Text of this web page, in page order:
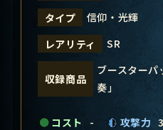
タイプ
信仰・光輝
レアリティ
SR
収録商品
ブースターパ
奏」
コスト - 攻撃力 3